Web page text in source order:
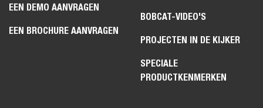
EEN DEMO AANVRAGEN
EEN BROCHURE AANVRAGEN
BOBCAT-VIDEO'S
PROJECTEN IN DE KIJKER
SPECIALE
PRODUCTKENMERKEN